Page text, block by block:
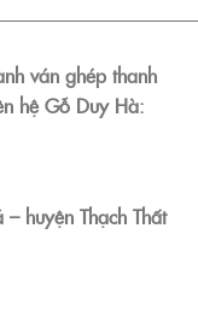
ván ghép thanh
hệ Gỗ Duy Hà:
huyện Thạch Thất